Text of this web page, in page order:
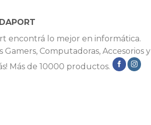
encontrá lo mejor en informática.
Gamers, Computadoras, Accesorios y
Más de 10000 productos.